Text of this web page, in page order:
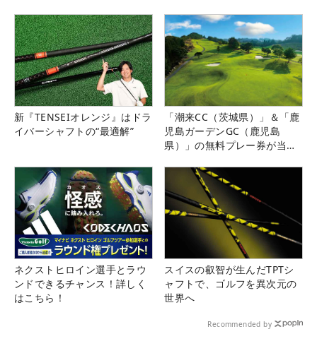
新『TENSEIオレンジ』はドラ
イバーシャフトの“最適解”
「潮来CC（茨城県）」＆「鹿
児島ガーデンGC（鹿児島
県）」の無料プレー券が当た
ネクストヒロイン選手とラウ
ンドできるチャンス！詳しく
はこちら！
スイスの叡智が生んだTPTシ
ャフトで、ゴルフを異次元の
世界へ
Recommended by